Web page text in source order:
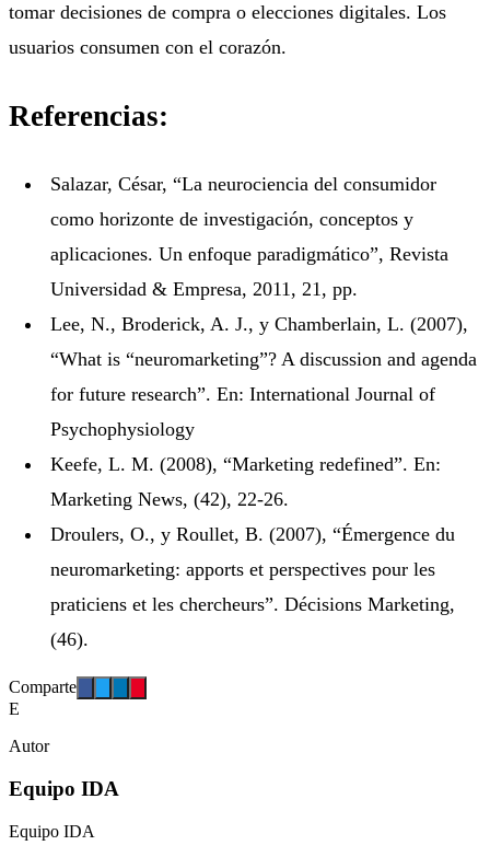
tomar decisiones de compra o elecciones digitales. Los
usuarios consumen con el corazón.
Referencias:
Salazar, César, “La neurociencia del consumidor
como horizonte de investigación, conceptos y
aplicaciones. Un enfoque paradigmático”, Revista
Universidad & Empresa, 2011, 21, pp.
Lee, N., Broderick, A. J., y Chamberlain, L. (2007),
“What is “neuromarketing”? A discussion and agenda
for future research”. En: International Journal of
Psychophysiology
Keefe, L. M. (2008), “Marketing redefined”. En:
Marketing News, (42), 22-26.
Droulers, O., y Roullet, B. (2007), “Émergence du
neuromarketing: apports et perspectives pour les
praticiens et les chercheurs”. Décisions Marketing,
(46).
Comparte
E
Autor
Equipo IDA
Equipo IDA